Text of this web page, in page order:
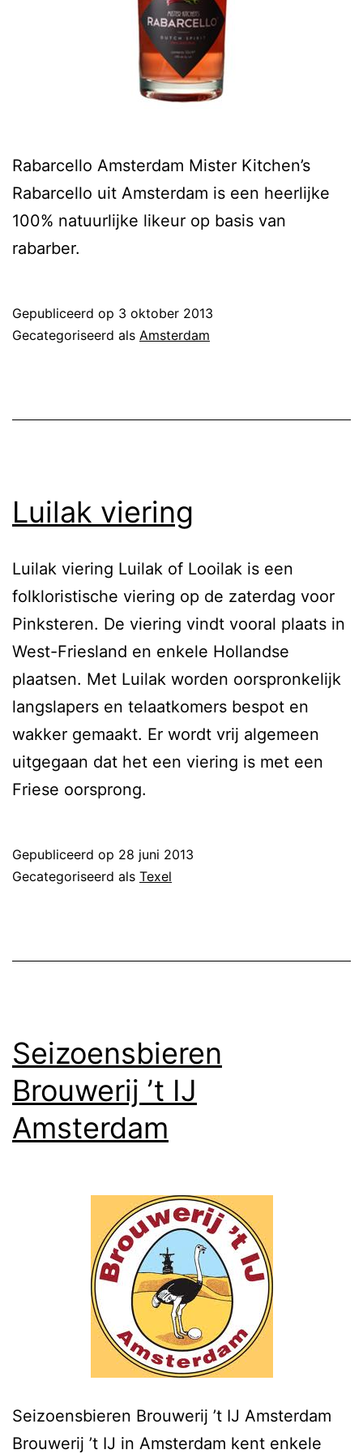
Rabarcello Amsterdam Mister Kitchen’s
Rabarcello uit Amsterdam is een heerlijke
100% natuurlijke likeur op basis van
rabarber.
Gepubliceerd op 3 oktober 2013
Gecategoriseerd als Amsterdam
Luilak viering
Luilak viering Luilak of Looilak is een
folkloristische viering op de zaterdag voor
Pinksteren. De viering vindt vooral plaats in
West-Friesland en enkele Hollandse
plaatsen. Met Luilak worden oorspronkelijk
langslapers en telaatkomers bespot en
wakker gemaakt. Er wordt vrij algemeen
uitgegaan dat het een viering is met een
Friese oorsprong.
Gepubliceerd op 28 juni 2013
Gecategoriseerd als Texel
Seizoensbieren
Brouwerij ’t IJ
Amsterdam
Seizoensbieren Brouwerij ’t IJ Amsterdam
Brouwerij ’t IJ in Amsterdam kent enkele